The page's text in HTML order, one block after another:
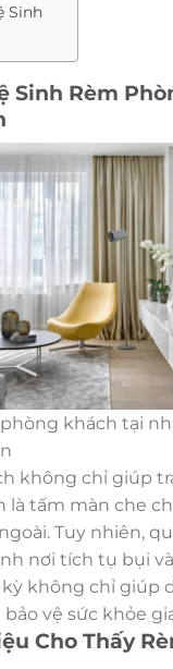
Sinh
Sinh Rèm
khách tại
không chỉ giúp
là tấm màn che
Tuy nhiên,
nơi tích tụ bụi
không chỉ giúp
vệ sức khỏe
Cho Thấy